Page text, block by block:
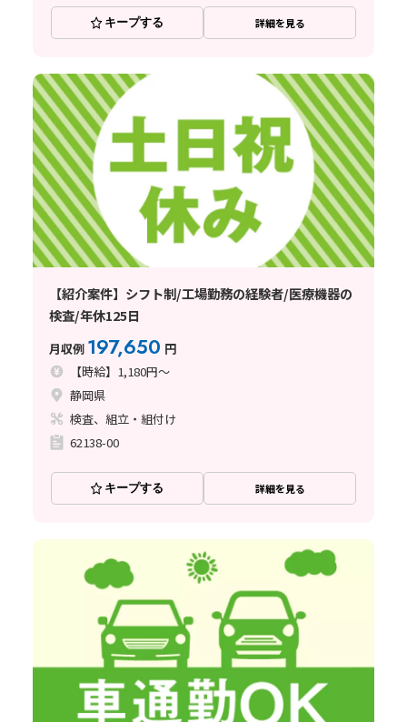
キープする 詳細を見る
【紹介案件】シフト制/工場勤務の経験者/医療機器の
検査/年休125日
月収例 197,650 円
【時給】1,180円～
静岡県
検査、組立・組付け
62138-00
キープする 詳細を見る